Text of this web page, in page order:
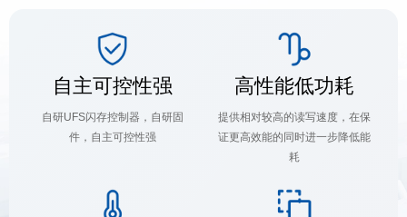
自主可控性强
自研UFS闪存控制器，自研固
件，自主可控性强
高性能低功耗
提供相对较高的读写速度，在保
证更高效能的同时进一步降低能
耗